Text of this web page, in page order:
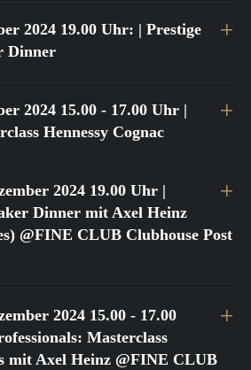
2024 19.00 Uhr: | Prestige
Dinner
2024 15.00 - 17.00 Uhr |
Hennessy Cognac
2024 19.00 Uhr |
Dinner mit Axel Heinz
@FINE CLUB Clubhouse Post
2024 15.00 - 17.00
Masterclass
mit Axel Heinz @FINE CLUB